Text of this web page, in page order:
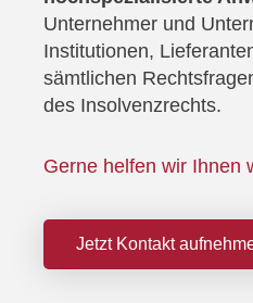
Unternehmer und
Institutionen,
sämtlichen
des Insolvenzrechts.
Gerne helfen wir Ihnen
Jetzt Kontakt